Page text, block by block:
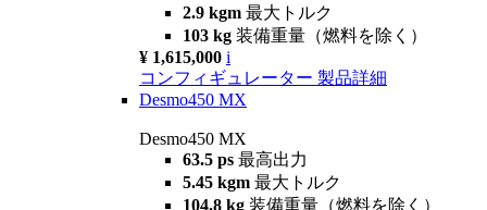
2.9 kgm 最大トルク
103 kg 装備重量（燃料を除く）
¥ 1,615,000 i
コンフィギュレーター 製品詳細
Desmo450 MX
Desmo450 MX
63.5 ps 最高出力
5.45 kgm 最大トルク
104.8 kg 装備重量（燃料を除く）